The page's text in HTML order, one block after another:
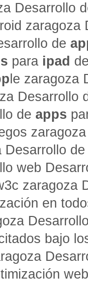
Desarrollo
de
s para ipad
le zaragoza
Desarrollo
de apps
Desarrollo
web
zaragoza
en
bajo